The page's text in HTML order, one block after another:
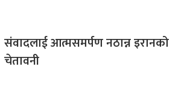
संवादलाई आत्मसमर्पण नठान्न इरानको
चेतावनी